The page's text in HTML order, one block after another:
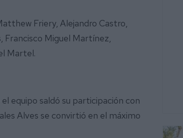
Friery, Alejandro Castro,
Francisco Miguel Martínez,
Martel.
equipo saldó su participación con
Alves se convirtió en el máximo